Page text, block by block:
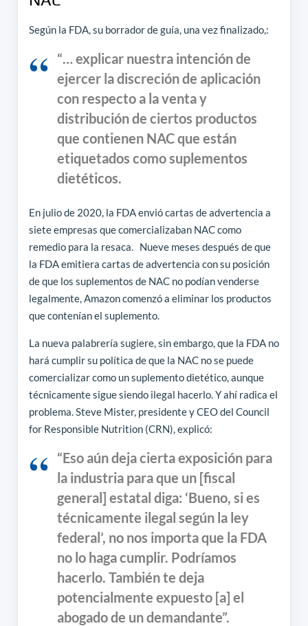
Según la FDA, su borrador de guía, una vez finalizado,:
“… explicar nuestra intención de
ejercer la discreción de aplicación
con respecto a la venta y
distribución de ciertos productos
que contienen NAC que están
etiquetados como suplementos
dietéticos.
En julio de 2020, la FDA envió cartas de advertencia a
siete empresas que comercializaban NAC como
remedio para la resaca. Nueve meses después de que
la FDA emitiera cartas de advertencia con su posición
de que los suplementos de NAC no podían venderse
legalmente, Amazon comenzó a eliminar los productos
que contenían el suplemento.
La nueva palabrería sugiere, sin embargo, que la FDA no
hará cumplir su política de que la NAC no se puede
comercializar como un suplemento dietético, aunque
técnicamente sigue siendo ilegal hacerlo. Y ahí radica el
problema. Steve Mister, presidente y CEO del Council
for Responsible Nutrition (CRN), explicó:
“Eso aún deja cierta exposición para
la industria para que un [fiscal
general] estatal diga: ‘Bueno, si es
técnicamente ilegal según la ley
federal’, no nos importa que la FDA
no lo haga cumplir. Podríamos
hacerlo. También te deja
potencialmente expuesto [a] el
abogado de un demandante”.